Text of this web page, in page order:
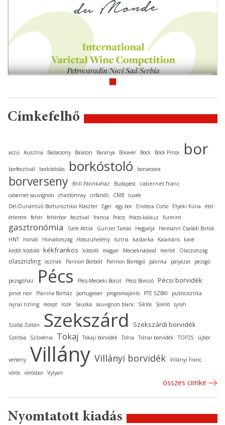
Címkefelhő
aszú Ausztria Badacsony Balaton Baranya Bikavér Bock Bock Pince bor
borfesztivál borkóstolás borkóstoló borvacsora
borverseny Brill Pálinkaház Budapest cabernet franc
cabernet sauvignon chardonnay cirfandli CMB cuvée
Dél-Dunántúli Borturisztikai Klaszter
Eger egy bor Enoteca Corso Etyeki Kúria
étel
étterem
fehér fehérbor fesztivál francia fröccs fröccs-kalauz furmint
gasztronómia Gere Attila Günzer Tamás Hegyalja
Heimann Családi Birtok
HNT
horvát Horvátország Hosszúhetény Isztria kadarka Kalamáris
kávé
keddi kóstoló kékfrankos kóstoló magyar Mecseknádasd merlot Olaszország
olaszrizling osztrák Pannon Borbolt Pannon Borrégió pálinka pályázat pezsgő
pezsgőház Pécs Pécs-Mecseki Borút Pécsi Borozó Pécsi borvidék
pinot noir Planina Borház portugieser programajánló PTE SZBKI
publicisztika
rajnai rizling
recept rozé Sauska sauvignon blanc Siklós Somló syrah
Szabó Zoltán Szekszárd Szekszárdi borvidék
Szerbia Szlovénia Tokaj Tokaji borvidék Tolna Tolnai borvidék TOP25 újbor
verseny Villány Villányi borvidék Villányi Franc
vörös vörösbor Vylyan
összes cimke
Nyomtatott kiadás